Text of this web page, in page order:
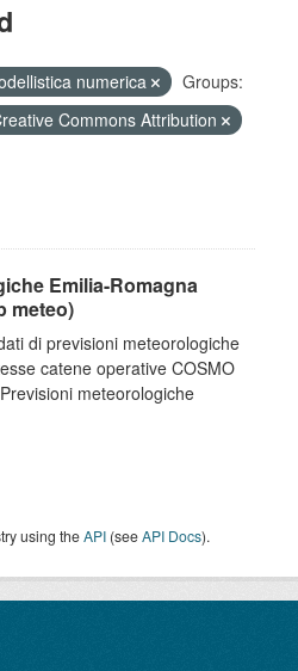
numerica
Groups:
Commons Attribution
Emilia-Romagna
meteo)
di previsioni meteorologiche
catene operative COSMO
meteorologiche
using theAPI (seeAPI Docs).